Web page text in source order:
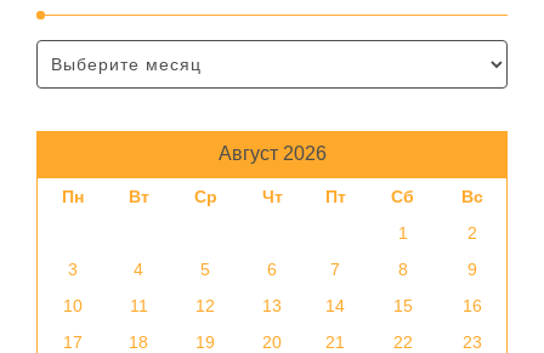
Август 2026
Пн Вт Ср Чт Пт Сб
Вс
1
2
3
4 5 6 7 8
9
10
11 12 13 14 15
16
17
18 19 20 21 22
23